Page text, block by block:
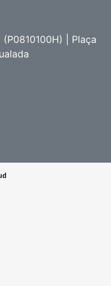
| Plaça